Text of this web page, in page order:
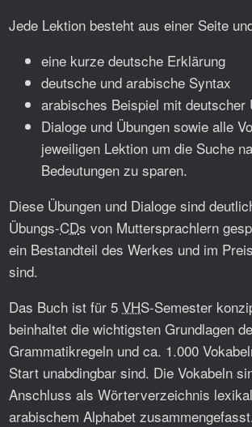
Jede Lektion besteht aus einer Seite
eine kurze deutsche Erklärung
deutsche und arabische Syntax
arabisches Beispiel mit deutscher
Dialoge und Übungen sowie alle
jeweiligen Lektion um die Suche
Bedeutungen zu sparen.
Diese Übungen und Dialoge sind
Übungs-CDs von Muttersprachlern
ein Bestandteil des Werkes und im
sind.
Das Buch ist für 5VHS-Semester
beinhaltet die wichtigsten Grundlagen
Grammatikregeln und ca. 1.000
Start unabdingbar sind. Die Vokabeln
Anschluss als Wörterverzeichnis
arabischem Alphabet